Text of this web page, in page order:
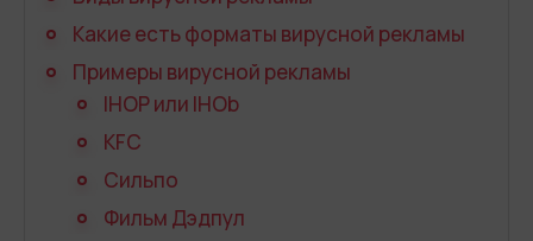
Запись телефонных разговоров
Речевая аналитика
UniTalk Contact Center
SIP-телефония
Автоматизация
Какие есть форматы вирусной рекламы
Примеры вирусной рекламы
IHOP или IHOb
KFC
Сильпо
Фильм Дэдпул